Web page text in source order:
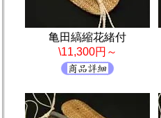
亀田縞縮花緒付
\11,300円～